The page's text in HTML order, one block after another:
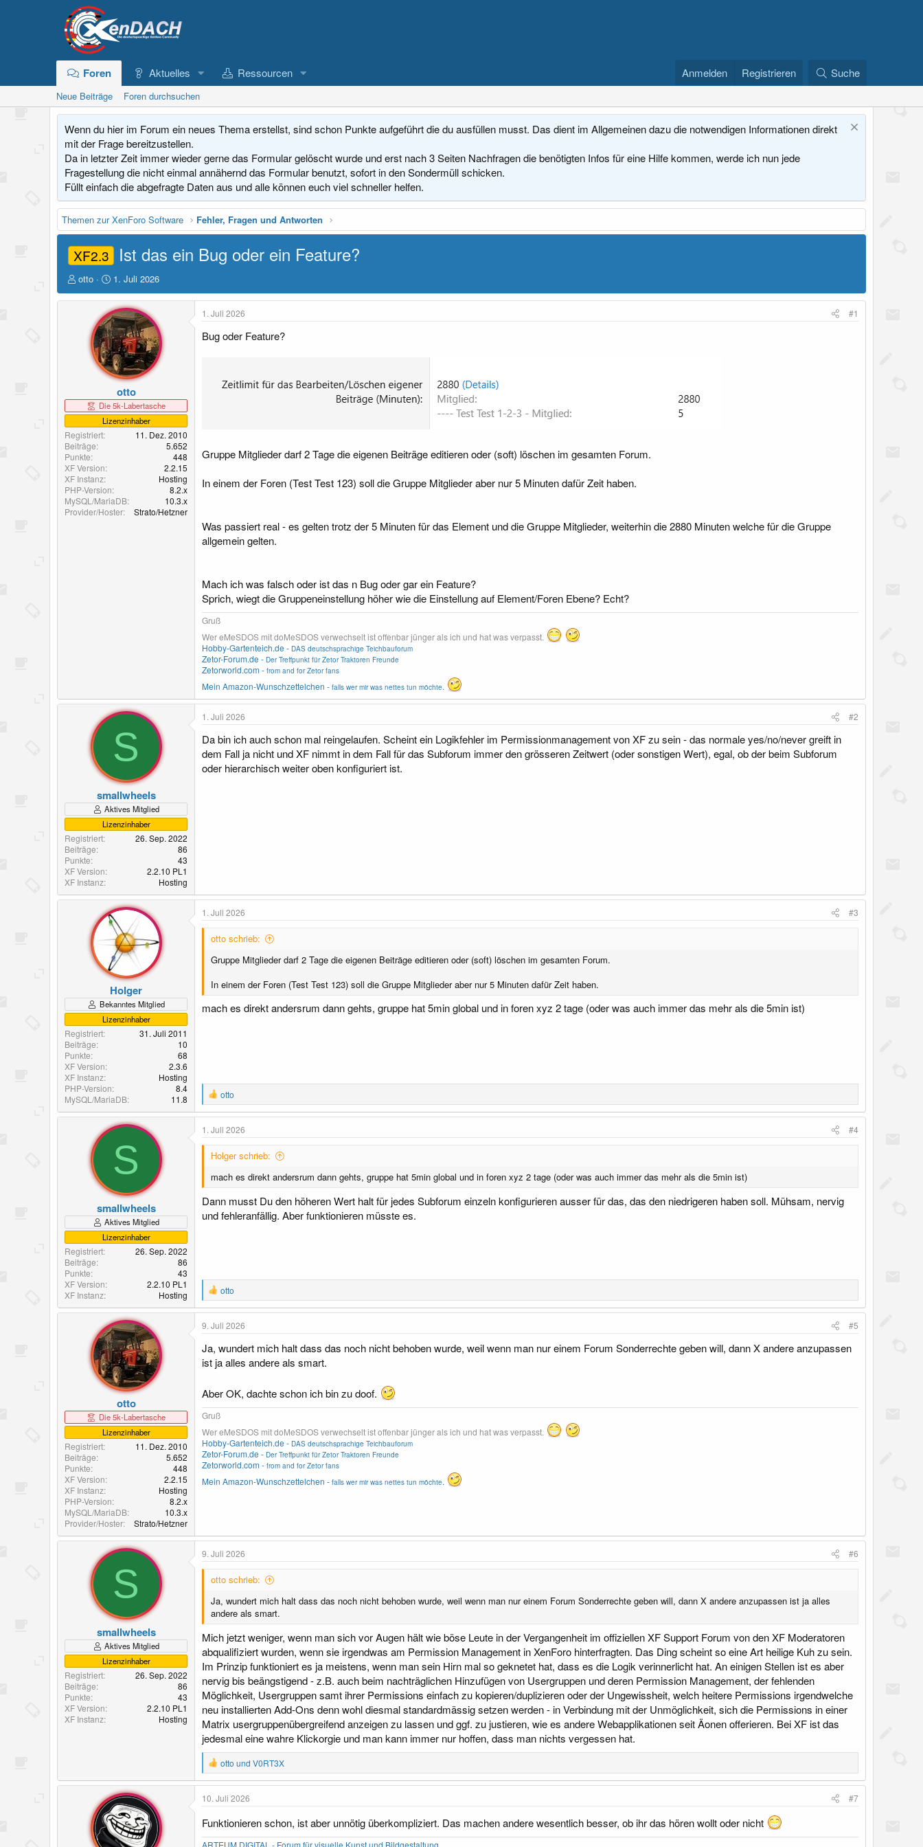
Foren Aktuelles Ressourcen Anmelden Registrieren Suche
Neue Beiträge Foren durchsuchen
Wenn du hier im Forum ein neues Thema erstellst, sind schon Punkte aufgeführt die du ausfüllen musst. Das dient im Allgemeinen dazu die notwendigen Informationen direkt
mit der Frage bereitzustellen.
Da in letzter Zeit immer wieder gerne das Formular gelöscht wurde und erst nach 3 Seiten Nachfragen die benötigten Infos für eine Hilfe kommen, werde ich nun jede
Fragestellung die nicht einmal annähernd das Formular benutzt, sofort in den Sondermüll schicken.
Füllt einfach die abgefragte Daten aus und alle können euch viel schneller helfen.
Themen zur XenForo Software Fehler, Fragen und Antworten
XF2.3 Ist das ein Bug oder ein Feature?
E
r
s
otto
E
r
s
t
e
l
l
t
a
m
1. Juli 2026
otto
Die 5k-Labertasche
Lizenzinhaber
Registriert
11. Dez. 2010
Beiträge
5.652
Punkte
448
XF Version
2.2.15
XF Instanz
Hosting
PHP-Version
8.2.x
MySQL/MariaDB
10.3.x
Provider/Hoster
Strato/Hetzner
1. Juli 2026 #1
Bug oder Feature?
Gruppe Mitglieder darf 2 Tage die eigenen Beiträge editieren oder (soft) löschen im gesamten Forum.
In einem der Foren (Test Test 123) soll die Gruppe Mitglieder aber nur 5 Minuten dafür Zeit haben.
Was passiert real - es gelten trotz der 5 Minuten für das Element und die Gruppe Mitglieder, weiterhin die 2880 Minuten welche für die Gruppe
allgemein gelten.
Mach ich was falsch oder ist das n Bug oder gar ein Feature?
Sprich, wiegt die Gruppeneinstellung höher wie die Einstellung auf Element/Foren Ebene? Echt?
Gruß
Wer eMeSDOS mit doMeSDOS verwechselt ist offenbar jünger als ich und hat was verpasst.
Hobby-Gartenteich.de - DAS deutschsprachige Teichbauforum
Zetor-Forum.de - Der Treffpunkt für Zetor Traktoren Freunde
Zetorworld.com - from and for Zetor fans
Mein Amazon-Wunschzettelchen - falls wer mir was nettes tun möchte.
S
smallwheels
Aktives Mitglied
Lizenzinhaber
Registriert
26. Sep. 2022
Beiträge
86
Punkte
43
XF Version
2.2.10 PL1
XF Instanz
Hosting
1. Juli 2026 #2
Da bin ich auch schon mal reingelaufen. Scheint ein Logikfehler im Permissionmanagement von XF zu sein - das normale yes/no/never greift in
dem Fall ja nicht und XF nimmt in dem Fall für das Subforum immer den grösseren Zeitwert (oder sonstigen Wert), egal, ob der beim Subforum
oder hierarchisch weiter oben konfiguriert ist.
Holger
Bekanntes Mitglied
Lizenzinhaber
Registriert
31. Juli 2011
Beiträge
10
Punkte
68
XF Version
2.3.6
XF Instanz
Hosting
PHP-Version
8.4
MySQL/MariaDB
11.8
1. Juli 2026 #3
otto schrieb:
Gruppe Mitglieder darf 2 Tage die eigenen Beiträge editieren oder (soft) löschen im gesamten Forum.
In einem der Foren (Test Test 123) soll die Gruppe Mitglieder aber nur 5 Minuten dafür Zeit haben.
mach es direkt andersrum dann gehts, gruppe hat 5min global und in foren xyz 2 tage (oder was auch immer das mehr als die 5min ist)
R
e
a
k
t
o
e
:
otto
S
smallwheels
Aktives Mitglied
Lizenzinhaber
Registriert
26. Sep. 2022
Beiträge
86
Punkte
43
XF Version
2.2.10 PL1
XF Instanz
Hosting
1. Juli 2026 #4
Holger schrieb:
mach es direkt andersrum dann gehts, gruppe hat 5min global und in foren xyz 2 tage (oder was auch immer das mehr als die 5min ist)
Dann musst Du den höheren Wert halt für jedes Subforum einzeln konfigurieren ausser für das, das den niedrigeren haben soll. Mühsam, nervig
und fehleranfällig. Aber funktionieren müsste es.
R
e
a
k
t
o
n
:
otto
otto
Die 5k-Labertasche
Lizenzinhaber
Registriert
11. Dez. 2010
Beiträge
5.652
Punkte
448
XF Version
2.2.15
XF Instanz
Hosting
PHP-Version
8.2.x
MySQL/MariaDB
10.3.x
Provider/Hoster
Strato/Hetzner
9. Juli 2026 #5
Ja, wundert mich halt dass das noch nicht behoben wurde, weil wenn man nur einem Forum Sonderrechte geben will, dann X andere anzupassen
ist ja alles andere als smart.
Aber OK, dachte schon ich bin zu doof.
Gruß
Wer eMeSDOS mit doMeSDOS verwechselt ist offenbar jünger als ich und hat was verpasst.
Hobby-Gartenteich.de - DAS deutschsprachige Teichbauforum
Zetor-Forum.de - Der Treffpunkt für Zetor Traktoren Freunde
Zetorworld.com - from and for Zetor fans
Mein Amazon-Wunschzettelchen - falls wer mir was nettes tun möchte.
S
smallwheels
Aktives Mitglied
Lizenzinhaber
Registriert
26. Sep. 2022
Beiträge
86
Punkte
43
XF Version
2.2.10 PL1
XF Instanz
Hosting
9. Juli 2026 #6
otto schrieb:
Ja, wundert mich halt dass das noch nicht behoben wurde, weil wenn man nur einem Forum Sonderrechte geben will, dann X andere anzupassen ist ja alles
andere als smart.
Mich jetzt weniger, wenn man sich vor Augen hält wie böse Leute in der Vergangenheit im offiziellen XF Support Forum von den XF Moderatoren
abqualifiziert wurden, wenn sie irgendwas am Permission Management in XenForo hinterfragten. Das Ding scheint so eine Art heilige Kuh zu sein.
Im Prinzip funktioniert es ja meistens, wenn man sein Hirn mal so geknetet hat, dass es die Logik verinnerlicht hat. An einigen Stellen ist es aber
nervig bis beängstigend - z.B. auch beim nachträglichen Hinzufügen von Usergruppen und deren Permission Management, der fehlenden
Möglichkeit, Usergruppen samt ihrer Permissions einfach zu kopieren/duplizieren oder der Ungewissheit, welch heitere Permissions irgendwelche
neu installierten Add-Ons denn wohl diesmal standardmässig setzen werden - in Verbindung mit der Unmöglichkeit, sich die Permissions in einer
Matrix usergruppenübergreifend anzeigen zu lassen und ggf. zu justieren, wie es andere Webapplikationen seit Äonen offerieren. Bei XF ist das
jedesmal eine wahre Klickorgie und man kann immer nur hoffen, dass man nichts vergessen hat.
R
e
a
k
t
o
n
otto und V0RT3X
10. Juli 2026 #7
Funktionieren schon, ist aber unnötig überkompliziert. Das machen andere wesentlich besser, ob ihr das hören wollt oder nicht
ARTEUM DIGITAL - Forum für visuelle Kunst und Bildgestaltung